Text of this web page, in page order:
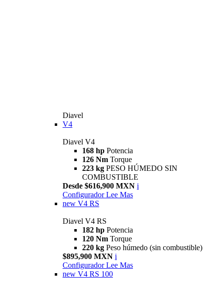
Diavel
V4
Diavel V4
168 hp Potencia
126 Nm Torque
223 kg PESO HÚMEDO SIN
COMBUSTIBLE
Desde $616,900 MXN i
Configurador Lee Mas
new V4 RS
Diavel V4 RS
182 hp Potencia
120 Nm Torque
220 kg Peso húmedo (sin combustible)
$895,900 MXN i
Configurador Lee Mas
new V4 RS 100